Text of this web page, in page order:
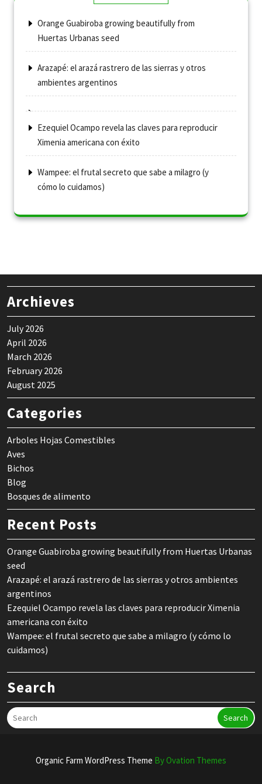
Orange Guabiroba growing beautifully from
Huertas Urbanas seed
Arazapé: el arazá rastrero de las sierras y otros
ambientes argentinos
Ezequiel Ocampo revela las claves para reproducir
Ximenia americana con éxito
Wampee: el frutal secreto que sabe a milagro (y
cómo lo cuidamos)
Archieves
July 2026
April 2026
March 2026
February 2026
August 2025
Categories
Arboles Hojas Comestibles
Aves
Bichos
Blog
Bosques de alimento
Recent Posts
Orange Guabiroba growing beautifully from Huertas Urbanas
seed
Arazapé: el arazá rastrero de las sierras y otros ambientes
argentinos
Ezequiel Ocampo revela las claves para reproducir Ximenia
americana con éxito
Wampee: el frutal secreto que sabe a milagro (y cómo lo
cuidamos)
Search
Search
Organic Farm WordPress Theme By Ovation Themes